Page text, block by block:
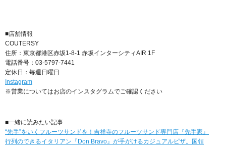
■店舗情報
COUTERSY
住所：東京都港区赤坂1-8-1 赤坂インターシティAIR 1F
電話番号：03-5797-7441
定休日：毎週日曜日
Instagram
※営業についてはお店のインスタグラムでご確認ください
■一緒に読みたい記事
“先手”をいくフルーツサンドを！吉祥寺のフルーツサンド専門店『先手家』
行列のできるイタリアン『Don Bravo』が手がけるカジュアルピザ。国領